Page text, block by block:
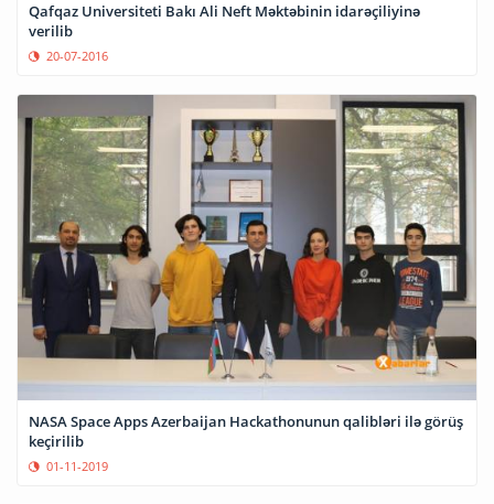
Qafqaz Universiteti Bakı Ali Neft Məktəbinin idarəçiliyinə
verilib
20-07-2016
NASA Space Apps Azerbaijan Hackathonunun qalibləri ilə görüş
keçirilib
01-11-2019